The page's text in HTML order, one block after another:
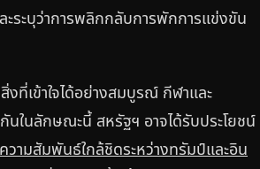
ะระบุว่าการพลิกกลับการพักการแข่งขัน
งที่เข้าใจได้อย่างสมบูรณ์ กีฬาและ
นในลักษณะนี้ สหรัฐฯ อาจได้รับประโยชน์
ความสัมพันธ์ใกล้ชิดระหว่างทรัมป์และอิน